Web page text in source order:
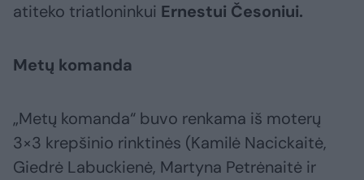
atiteko triatloninkui Ernestui Česoniui.
Metų komanda
„Metų komanda“ buvo renkama iš moterų
3×3 krepšinio rinktinės (Kamilė Nacickaitė,
Giedrė Labuckienė, Martyna Petrėnaitė ir